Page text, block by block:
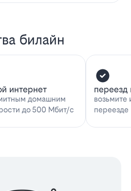
билайн
интернет
домашним
до 500 Мбит/с
переезд
возьмите
переезде